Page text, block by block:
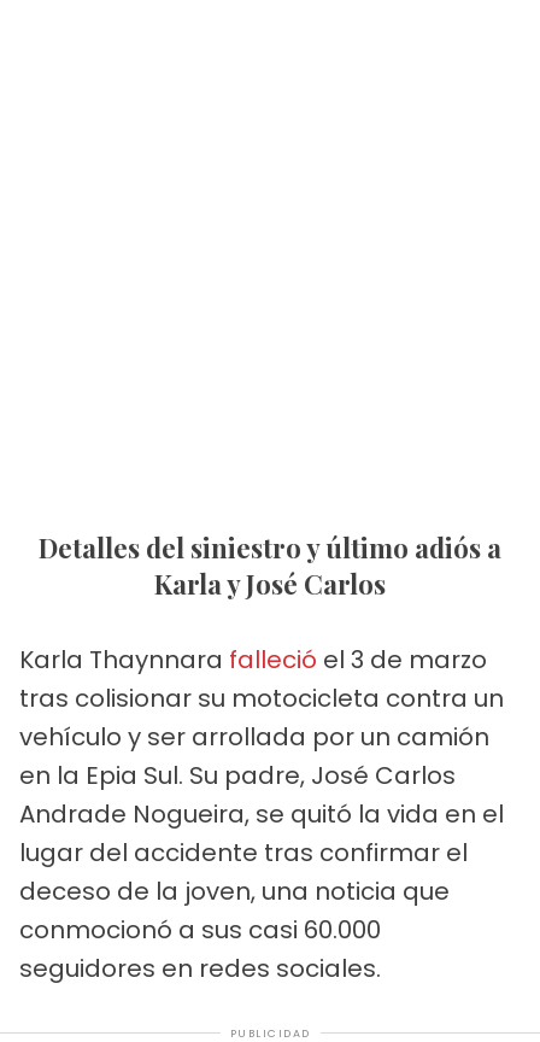
Detalles del siniestro y último adiós a
Karla y José Carlos
Karla Thaynnara falleció el 3 de marzo
tras colisionar su motocicleta contra un
vehículo y ser arrollada por un camión
en la Epia Sul. Su padre, José Carlos
Andrade Nogueira, se quitó la vida en el
lugar del accidente tras confirmar el
deceso de la joven, una noticia que
conmocionó a sus casi 60.000
seguidores en redes sociales.
PUBLICIDAD